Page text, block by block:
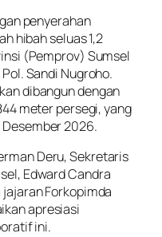
penyerahan
hibah seluas 1,2
(Pemprov) Sumsel
Sandi Nugroho.
dibangun dengan
meter persegi, yang
2026.
Deru, Sekretaris
Edward Candra
Forkopimda
apresiasi
ini.